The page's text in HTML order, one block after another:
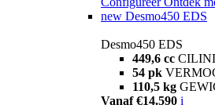
new Desmo450 EDS
Desmo450 EDS
449,6 cc
54 pk
110,5 kg
Vanaf €14.590 i